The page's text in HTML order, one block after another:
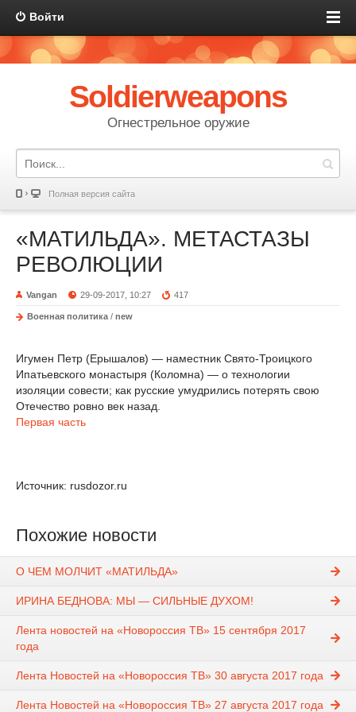
Войти
Soldierweapons
Огнестрельное оружие
Полная версия сайта
«МАТИЛЬДА». МЕТАСТАЗЫ
РЕВОЛЮЦИИ
Vangan 29-09-2017, 10:27 417
Военная политика / new
Игумен Петр (Ерышалов) — наместник Свято-Троицкого
Ипатьевского монастыря (Коломна) — о технологии
изоляции совести; как русские умудрились потерять свою
Отечество ровно век назад.
Первая часть
Источник: rusdozor.ru
Похожие новости
О ЧЕМ МОЛЧИТ «МАТИЛЬДА»
ИРИНА БЕДНОВА: МЫ — СИЛЬНЫЕ ДУХОМ!
Лента новостей на «Новороссия ТВ» 15 сентября 2017
года
Лента Новостей на «Новороссия ТВ» 30 августа 2017 года
Лента Новостей на «Новороссия ТВ» 27 августа 2017 года